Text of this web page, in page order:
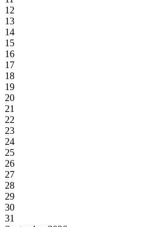
12
13
14
15
16
17
18
19
20
21
22
23
24
25
26
27
28
29
30
31